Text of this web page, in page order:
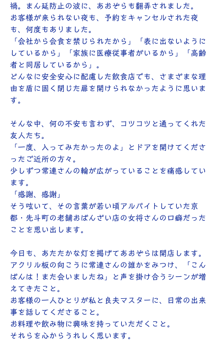
禍。まん延防止の波に、あおぞらも翻弄されました。
お客様が来られない夜も、予約をキャンセルされた夜
も、何度もありました。
「会社から会食を禁じられたから」「表に出ないように
しているから」「家族に医療従事者がいるから」「高齢
者と同居しているから」。
どんなに安全安心に配慮した飲食店でも、さまざまな理
由を盾に固く閉じた扉を開けられなかったように思いま
す。
そんな中、何の不安も言わず、コツコツと通ってくれた
友人たち。
「一度、入ってみたかったのよ」とドアを開けてくださ
ったご近所の方々。
少しずつ常連さんの輪が広がっていることを痛感してい
ます。
「感謝、感謝」
そう呟いて、その言葉が若い頃アルバイトしていた京
都・先斗町の老舗おばんざい店の女将さんの口癖だった
ことを思い出します。
今日も、あたたかな灯を掲げてあおぞらは開店します。
アクリル板の向こうに常連さんの誰かをみつけ、「こん
ばんは！また会いましたね」と声を掛け合うシーンが増
えてきたこと。
お客様の一人ひとりが私と良夫マスターに、日常の出来
事を話してくださること。
お料理や飲み物に興味を持っていただくこと。
それらを心からうれしく思います。